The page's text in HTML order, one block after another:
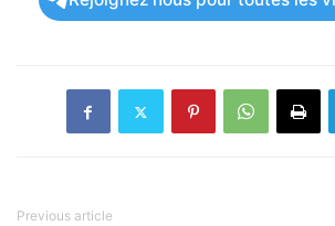
Previous article